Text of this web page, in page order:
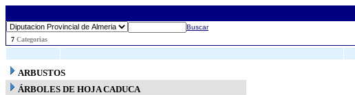
Buscar
7 Categorias
ARBUSTOS
ÁRBOLES DE HOJA CADUCA